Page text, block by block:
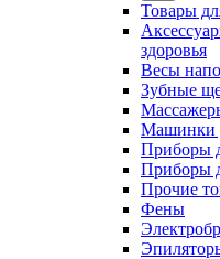
Товары
здоровья
Весы
Зубные
Машинки
Приборы
Приборы
Прочие
Фены